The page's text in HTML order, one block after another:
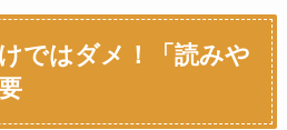
ではダメ！「読みや